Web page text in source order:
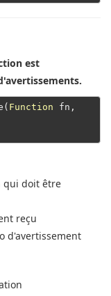
est
Function fn,
qui doit être
reçu
d'avertissement